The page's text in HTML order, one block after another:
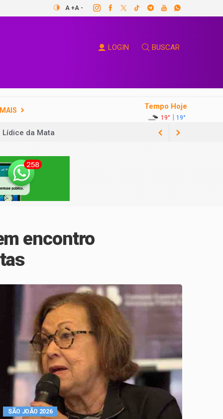
A +A -
LOGIN BUSCAR
MAIS Tempo Hoje
19° | 19°
da Mata
Contas
gratuitas
lá querendo estar aqui”
sexta (5)
de Salvador
encontro
SÃO JOÃO 2026